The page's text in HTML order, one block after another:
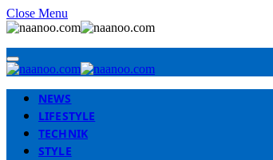
Close Menu
NEWS
LIFESTYLE
TECHNIK
STYLE